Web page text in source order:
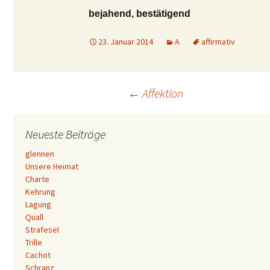
bejahend, bestätigend
23. Januar 2014 A affirmativ
Beitrags-
Navigation
← Affektion
Neueste Beiträge
glennen
Unsere Heimat
Charte
Kehrung
Lagung
Quall
Strafesel
Trille
Cachot
Schranz